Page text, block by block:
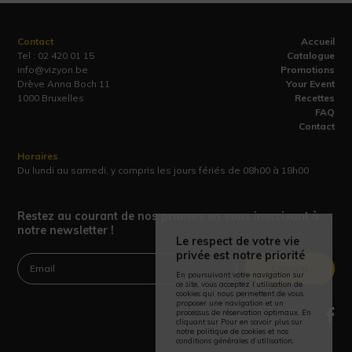
Accueil
Catalogue
Promotions
Your Event
Recettes
FAQ
Contact
Contact
Tel : 02 420 01 15
info@vizyon.be
Drève Anna Boch 11
1000 Bruxelles
Horaires
Du lundi au samedi, y compris les jours fériés de 08h00 à 18h00
Restez au courant de nos promos en vous inscrivant à
notre newsletter !
Le respect de votre vie
privée est notre priorité
En poursuivant votre navigation sur
ce site, vous acceptez l’utilisation de
cookies qui nous permettent de vous
proposer une navigation et un
processus de réservation optimaux. En
cliquant sur Pour en savoir plus sur
notre politique de cookies et nos
conditions générales d’utilisation,